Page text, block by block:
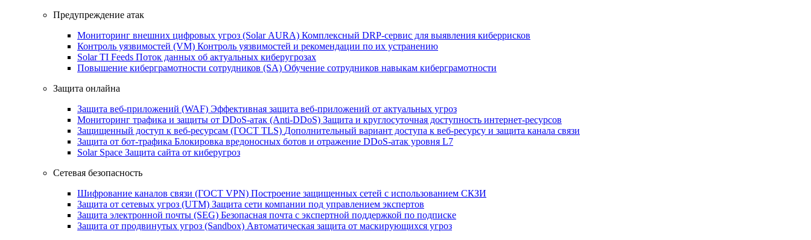
Предупреждение атак
Мониторинг внешних цифровых угроз (Solar AURA) Комплексный DRP-сервис для выявления киберрисков
Контроль уязвимостей (VM) Контроль уязвимостей и рекомендации по их устранению
Solar TI Feeds Поток данных об актуальных киберугрозах
Повышение киберграмотности сотрудников (SA) Обучение сотрудников навыкам киберграмотности
Защита онлайна
Защита веб-приложений (WAF) Эффективная защита веб-приложений от актуальных угроз
Мониторинг трафика и защиты от DDoS‑атак (Anti‑DDoS) Защита и круглосуточная доступность интернет-ресурсов
Защищенный доступ к веб-ресурсам (ГОСТ TLS) Дополнительный вариант доступа к веб‑ресурсу и защита канала связи
Защита от бот‑трафика Блокировка вредоносных ботов и отражение DDoS‑атак уровня L7
Solar Space Защита сайта от киберугроз
Сетевая безопасность
Шифрование каналов связи (ГОСТ VPN) Построение защищенных сетей с использованием СКЗИ
Защита от сетевых угроз (UTM) Защита сети компании под управлением экспертов
Защита электронной почты (SEG) Безопасная почта с экспертной поддержкой по подписке
Защита от продвинутых угроз (Sandbox) Автоматическая защита от маскирующихся угроз